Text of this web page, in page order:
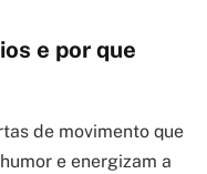
e por que
de movimento que
e energizam a